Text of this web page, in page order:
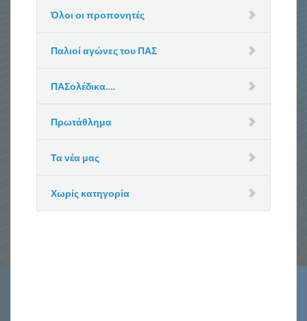
Όλοι οι προπονητές
Παλιοί αγώνες του ΠΑΣ
ΠΑΣολέδικα….
Πρωτάθλημα
Τα νέα μας
Χωρίς κατηγορία